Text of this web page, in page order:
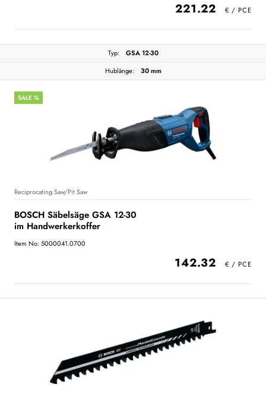
221.22
Typ:
GSA 12-30
Hublänge:
30 mm
SALE %
Reciprocating Saw/Pit Saw
BOSCH Säbelsäge GSA 12-30
im Handwerkerkoffer
Item No: 5000041.0700
142.32